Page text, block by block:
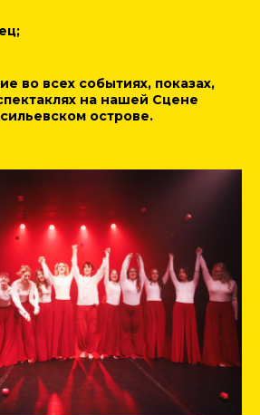
во всех событиях, показах,
на нашей Сцене
острове.